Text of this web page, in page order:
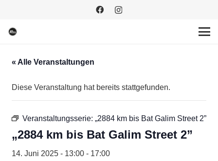
« Alle Veranstaltungen
Diese Veranstaltung hat bereits stattgefunden.
Veranstaltungsserie: „2884 km bis Bat Galim Street 2”
„2884 km bis Bat Galim Street 2”
14. Juni 2025 - 13:00 - 17:00